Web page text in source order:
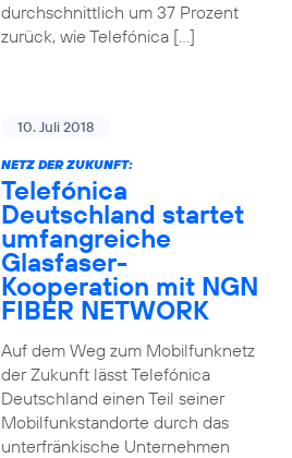
durchschnittlich um 37 Prozent
zurück, wie Telefónica […]
10. Juli 2018
NETZ DER ZUKUNFT:
Telefónica
Deutschland startet
umfangreiche
Glasfaser-
Kooperation mit NGN
FIBER NETWORK
Auf dem Weg zum Mobilfunknetz
der Zukunft lässt Telefónica
Deutschland einen Teil seiner
Mobilfunkstandorte durch das
unterfränkische Unternehmen